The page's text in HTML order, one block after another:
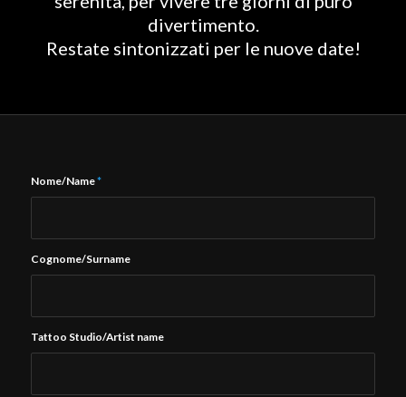
divertimento.
Restate sintonizzati per le nuove date!
Nome/Name*
Cognome/Surname
Tattoo Studio/Artist name